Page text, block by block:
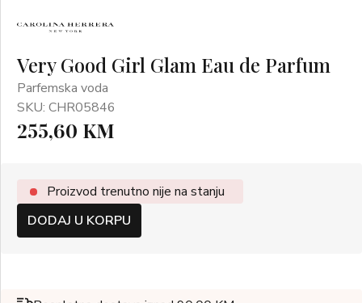
Very Good Girl Glam Eau de Parfum
Parfemska voda
SKU: CHR05846
255,60 KM
Proizvod trenutno nije na stanju
DODAJ U KORPU